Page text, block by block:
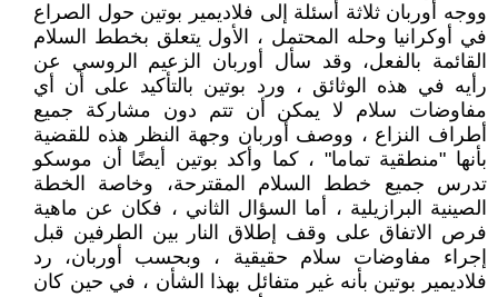
ووجه أوربان ثلاثة أسئلة إلى فلاديمير بوتين حول الصراع
في أوكرانيا وحله المحتمل ، الأول يتعلق بخطط السلام
القائمة بالفعل، وقد سأل أوربان الزعيم الروسي عن
رأيه في هذه الوثائق ، ورد بوتين بالتأكيد على أن أي
مفاوضات سلام لا يمكن أن تتم دون مشاركة جميع
أطراف النزاع ، ووصف أوربان وجهة النظر هذه للقضية
بأنها "منطقية تماما" ، كما وأكد بوتين أيضًا أن موسكو
تدرس جميع خطط السلام المقترحة، وخاصة الخطة
الصينية البرازيلية ، أما السؤال الثاني ، فكان عن ماهية
فرص الاتفاق على وقف إطلاق النار بين الطرفين قبل
إجراء مفاوضات سلام حقيقية ، وبحسب أوربان، رد
فلاديمير بوتين بأنه غير متفائل بهذا الشأن ، في حين كان